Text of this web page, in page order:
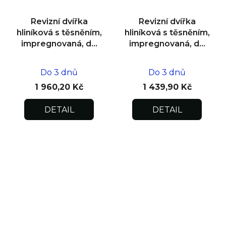
Revizní dvířka
hliníková s těsněním,
impregnovaná, do
Do 3 dnů
1 960,20 Kč
DETAIL
Revizní dvířka
hliníková s těsněním,
impregnovaná, do
Do 3 dnů
1 439,90 Kč
DETAIL